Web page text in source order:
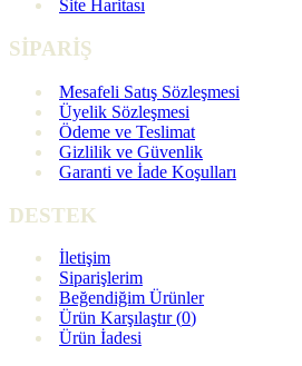
Site Haritası
SİPARİŞ
Mesafeli Satış Sözleşmesi
Üyelik Sözleşmesi
Ödeme ve Teslimat
Gizlilik ve Güvenlik
Garanti ve İade Koşulları
DESTEK
İletişim
Siparişlerim
Beğendiğim Ürünler
Ürün Karşılaştır (0)
Ürün İadesi